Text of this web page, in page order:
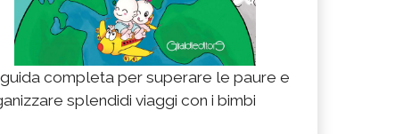
completa per superare le paure e
splendidi viaggi con i bimbi